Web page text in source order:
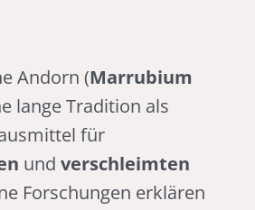
Andorn (Marrubium
lange Tradition als
für
und verschleimten
Forschungen erklären